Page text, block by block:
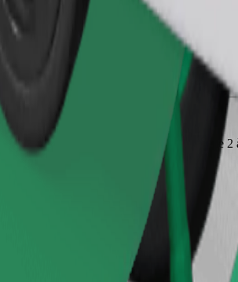
trajet en toute sécurité pour les enfants